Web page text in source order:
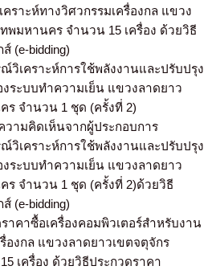
ราะห์ทางวิศวกรรมเครื่องกล แขวง
พมหานคร จำนวน 15 เครื่อง ด้วยวิธี
(e-bidding)
วิเคราะห์การใช้พลังงานและปรับปรุง
ระบบทำความเย็น แขวงลาดยาว
ร จำนวน 1 ชุด (ครั้งที่ 2)
วามคิดเห็นจากผู้ประกอบการ
วิเคราะห์การใช้พลังงานและปรับปรุง
ระบบทำความเย็น แขวงลาดยาว
ร จำนวน 1 ชุด (ครั้งที่ 2)ด้วยวิธี
(e-bidding)
าคาซื้อเครื่องคอมพิวเตอร์สำหรับงาน
องกล แขวงลาดยาวเขตจตุจักร
เครื่อง ด้วยวิธีประกวดราคา